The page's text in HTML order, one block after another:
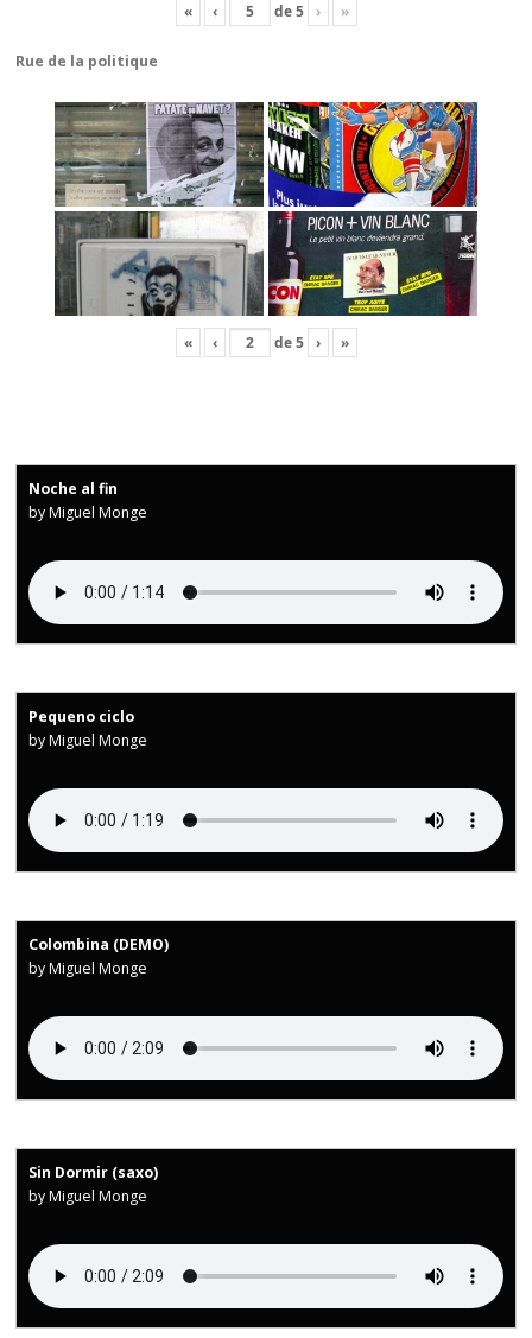
« ‹ de5 › »
Rue de la politique
« ‹ de5 › »
Noche al fin
by Miguel Monge
Pequeno ciclo
by Miguel Monge
Colombina (DEMO)
by Miguel Monge
Sin Dormir (saxo)
by Miguel Monge